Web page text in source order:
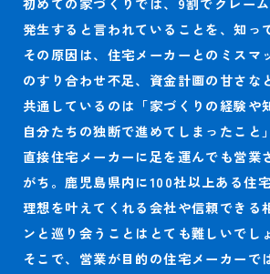
初めての家づくりでは、9割でクレー
発生すると言われていることを、知っ
その原因は、住宅メーカーとのミスマ
のすり合わせ不足、資金計画の甘さな
共通しているのは「家づくりの経験や
自分たちの独断で進めてしまったこと
直接住宅メーカーに足を運んでも営業
がち。鹿児島県内に100社以上ある住
理想を叶えてくれる会社や信頼できる
ンと巡り会うことはとても難しいでし
そこで、営業が目的の住宅メーカーで